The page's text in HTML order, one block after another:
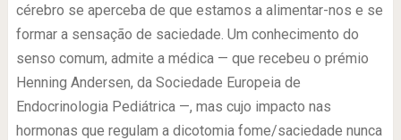
cérebro se aperceba de que estamos a alimentar-nos e se
formar a sensação de saciedade. Um conhecimento do
senso comum, admite a médica — que recebeu o prémio
Henning Andersen, da Sociedade Europeia de
Endocrinologia Pediátrica —, mas cujo impacto nas
hormonas que regulam a dicotomia fome/saciedade nunca